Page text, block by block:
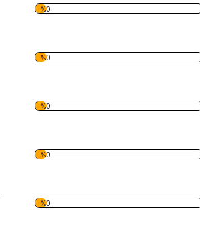
%0
%0
%0
%0
%0